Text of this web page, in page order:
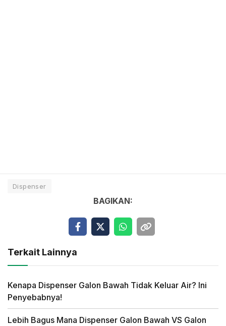
Dispenser
BAGIKAN:
Terkait Lainnya
Kenapa Dispenser Galon Bawah Tidak Keluar Air? Ini
Penyebabnya!
Lebih Bagus Mana Dispenser Galon Bawah VS Galon